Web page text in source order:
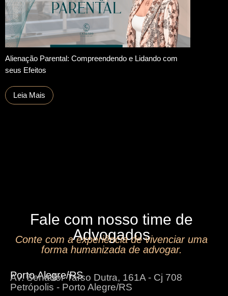
Alienação Parental: Compreendendo e Lidando com
seus Efeitos
Leia Mais
Fale com nosso time de
Advogados
Conte com a experiência de vivenciar uma
forma humanizada de advogar.
Porto Alegre/RS
Av. Senador Tarso Dutra, 161A - Cj 708
Petrópolis - Porto Alegre/RS